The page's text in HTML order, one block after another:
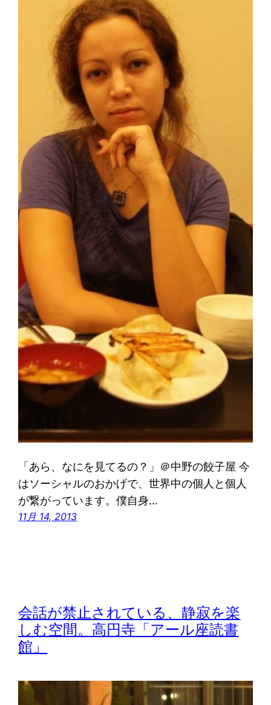
「あら、なにを見てるの？」＠中野の餃子屋 今
はソーシャルのおかげで、世界中の個人と個人
が繋がっています。僕自身…
11月 14, 2013
会話が禁止されている、静寂を楽
しむ空間。高円寺「アール座読書
館」